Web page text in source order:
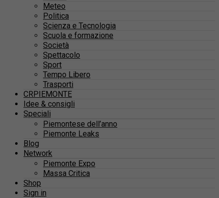
Meteo
Politica
Scienza e Tecnologia
Scuola e formazione
Società
Spettacolo
Sport
Tempo Libero
Trasporti
CRPIEMONTE
Idee & consigli
Speciali
Piemontese dell’anno
Piemonte Leaks
Blog
Network
Piemonte Expo
Massa Critica
Shop
Sign in